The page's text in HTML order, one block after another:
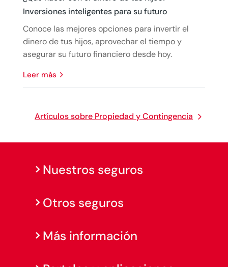
Inversiones inteligentes para su futuro
Conoce las mejores opciones para invertir el
dinero de tus hijos, aprovechar el tiempo y
asegurar su futuro financiero desde hoy.
leer más
Artículos sobre Propiedad y Contingencia
Nuestros seguros
Otros seguros
Más información